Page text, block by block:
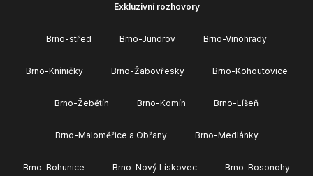
Exkluzivní rozhovory
Brno-střed Brno-Jundrov Brno-Vinohrady
Brno-Kníničky Brno-Žabovřesky Brno-Kohoutovice
Brno-Žebětín Brno-Komín Brno-Líšeň
Brno-Maloměřice a Obřany Brno-Medlánky
Brno-Bohunice Brno-Nový Lískovec Brno-Bosonohy